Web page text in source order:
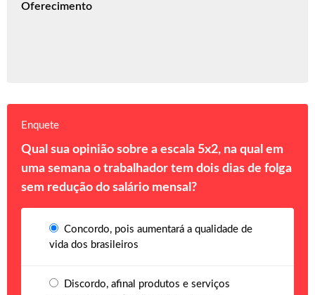
Oferecimento
Enquete
Qual sua opinião sobre a escala 5x2, na qual em
uma semana o trabalhador tem dois dias de folga
sem redução do salário mensal?
Concordo, pois aumentará a qualidade de
vida dos brasileiros
Discordo, afinal produtos e serviços